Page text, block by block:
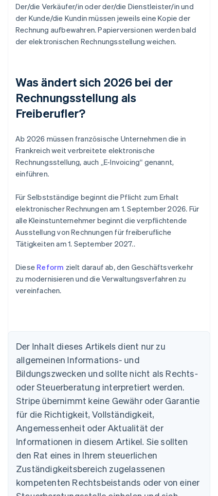
Der/die Verkäufer/in oder der/die Dienstleister/in und
der Kunde/die Kundin müssen jeweils eine Kopie der
Rechnung aufbewahren. Papierversionen werden bald
der elektronischen Rechnungsstellung weichen.
Was ändert sich 2026 bei der
Rechnungsstellung als
Freiberufler?
Ab 2026 müssen französische Unternehmen die in
Frankreich weit verbreitete elektronische
Rechnungsstellung, auch „E-Invoicing“ genannt,
einführen.
Für Selbstständige beginnt die Pflicht zum Erhalt
elektronischer Rechnungen am 1. September 2026. Für
alle Kleinstunternehmer beginnt die verpflichtende
Ausstellung von Rechnungen für freiberufliche
Tätigkeiten am 1. September 2027..
Diese Reform zielt darauf ab, den Geschäftsverkehr
zu modernisieren und die Verwaltungsverfahren zu
vereinfachen.
Der Inhalt dieses Artikels dient nur zu
allgemeinen Informations- und
Bildungszwecken und sollte nicht als Rechts-
oder Steuerberatung interpretiert werden.
Stripe übernimmt keine Gewähr oder Garantie
für die Richtigkeit, Vollständigkeit,
Angemessenheit oder Aktualität der
Informationen in diesem Artikel. Sie sollten
den Rat eines in Ihrem steuerlichen
Zuständigkeitsbereich zugelassenen
kompetenten Rechtsbeistands oder von einer
Australien
English
Belgien
Brasilien
PortuguêsEnglish
Bulgarien
English
Dänemark
English
DeutschEnglish
Estland
English
Festlandchina